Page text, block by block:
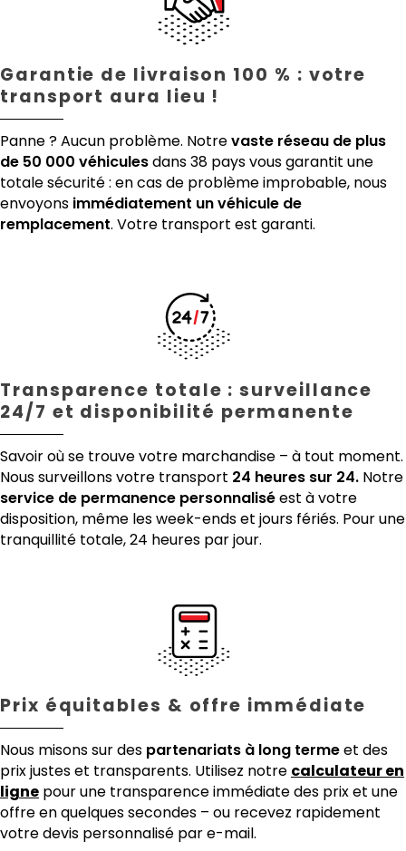
Garantie de livraison 100 % : votre
transport aura lieu !
Panne ? Aucun problème. Notrevaste réseau de plus
de 50 000 véhiculesdans 38 pays vous garantit une
totale sécurité : en cas de problème improbable, nous
envoyons immédiatement un véhicule de
remplacement. Votre transport est garanti.
Transparence totale : surveillance
24/7 et disponibilité permanente
Savoir où se trouve votre marchandise – à tout moment.
Nous surveillons votre transport 24 heures sur 24. Notre
service de permanence personnaliséest à votre
disposition, même les week-ends et jours fériés. Pour une
tranquillité totale, 24 heures par jour.
Prix équitables & offre immédiate
Nous misons sur des partenariats à long termeet des
prix justes et transparents. Utilisez notre calculateur en
ligne pour une transparence immédiate des prix et une
offre en quelques secondes – ou recevez rapidement
votre devis personnalisé par e-mail.